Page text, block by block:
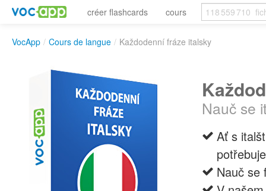
créer flashcards cours
VocApp / Cours de langue / Každodenní fráze italsky
Nauč se
Ať s
Nauč se